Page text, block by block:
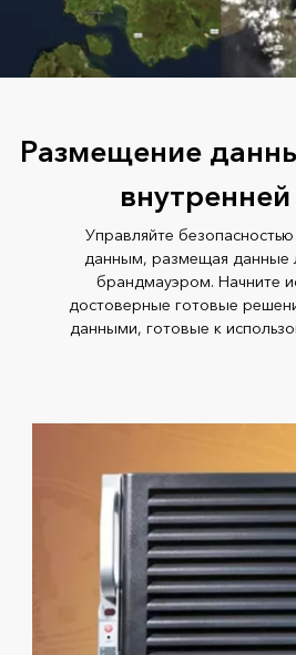
Размещение
Управляйте
данным, размещая данные
брандмауэром. Начните
достоверные готовые
данными, готовые к